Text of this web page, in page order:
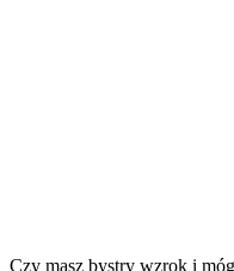
Czy masz bystry wzrok i